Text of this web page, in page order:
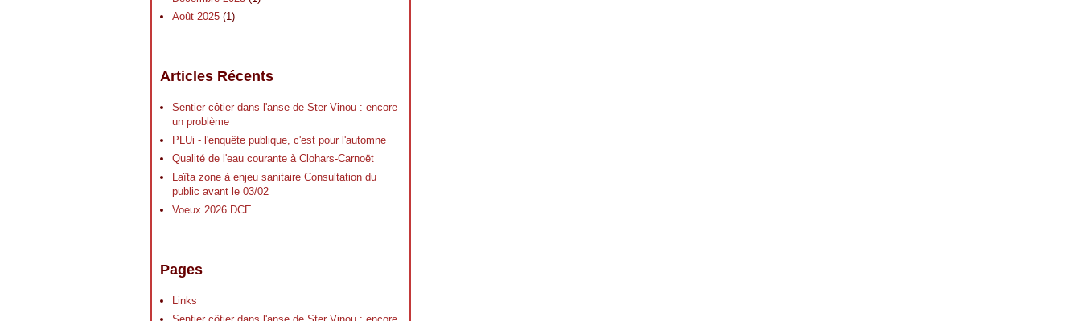
Août 2025 (1)
Articles Récents
Sentier côtier dans l'anse de Ster Vinou : encore
un problème
PLUi - l'enquête publique, c'est pour l'automne
Qualité de l'eau courante à Clohars-Carnoët
Laïta zone à enjeu sanitaire Consultation du
public avant le 03/02
Voeux 2026 DCE
Pages
Links